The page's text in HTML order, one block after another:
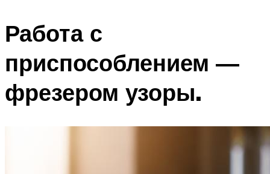
Работа с
приспособлением —
фрезером узоры.